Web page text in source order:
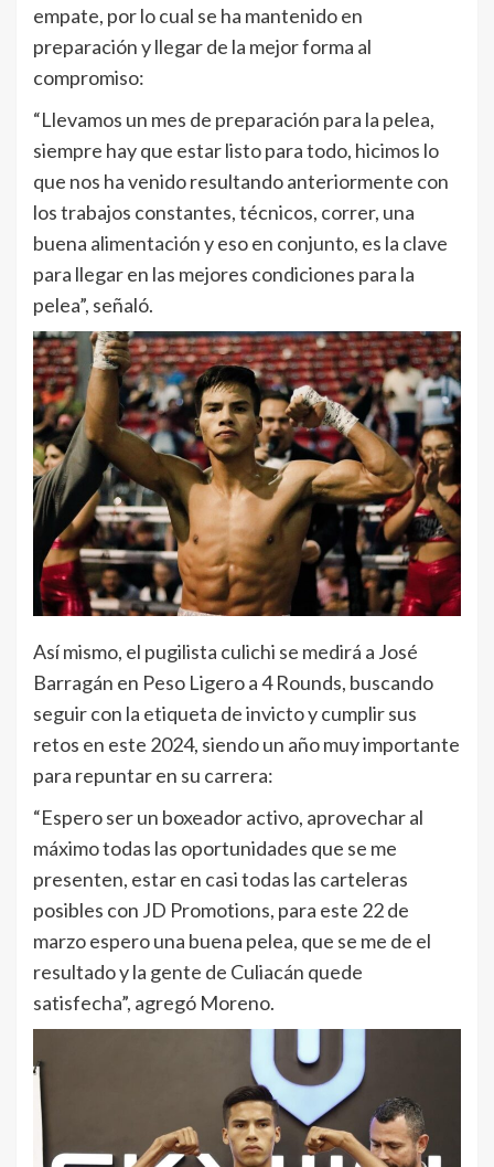
empate, por lo cual se ha mantenido en
preparación y llegar de la mejor forma al
compromiso:
“Llevamos un mes de preparación para la pelea,
siempre hay que estar listo para todo, hicimos lo
que nos ha venido resultando anteriormente con
los trabajos constantes, técnicos, correr, una
buena alimentación y eso en conjunto, es la clave
para llegar en las mejores condiciones para la
pelea”, señaló.
Así mismo, el pugilista culichi se medirá a José
Barragán en Peso Ligero a 4 Rounds, buscando
seguir con la etiqueta de invicto y cumplir sus
retos en este 2024, siendo un año muy importante
para repuntar en su carrera:
“Espero ser un boxeador activo, aprovechar al
máximo todas las oportunidades que se me
presenten, estar en casi todas las carteleras
posibles con JD Promotions, para este 22 de
marzo espero una buena pelea, que se me de el
resultado y la gente de Culiacán quede
satisfecha”, agregó Moreno.